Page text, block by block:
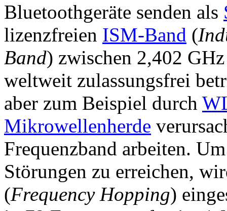
Bluetoothgeräte senden als
lizenzfreien ISM-Band (
Band) zwischen 2,402
weltweit zulassungsfrei
aber zum Beispiel durch
Mikrowellenherde
Frequenzband arbeiten.
Störungen zu erreichen,
(Frequency Hopping)